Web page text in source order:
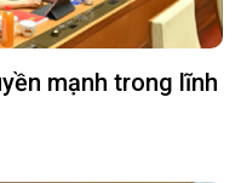
mạnh trong lĩnh